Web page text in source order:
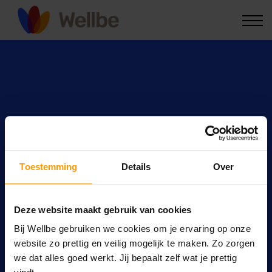
Toestemming Details Over
Deze website maakt gebruik van cookies
Bij Wellbe gebruiken we cookies om je ervaring op onze
website zo prettig en veilig mogelijk te maken. Zo zorgen
we dat alles goed werkt. Jij bepaalt zelf wat je prettig
Kennis & nieuws
Benieuwd naar welk
Wellbe-product jou
het beste kan